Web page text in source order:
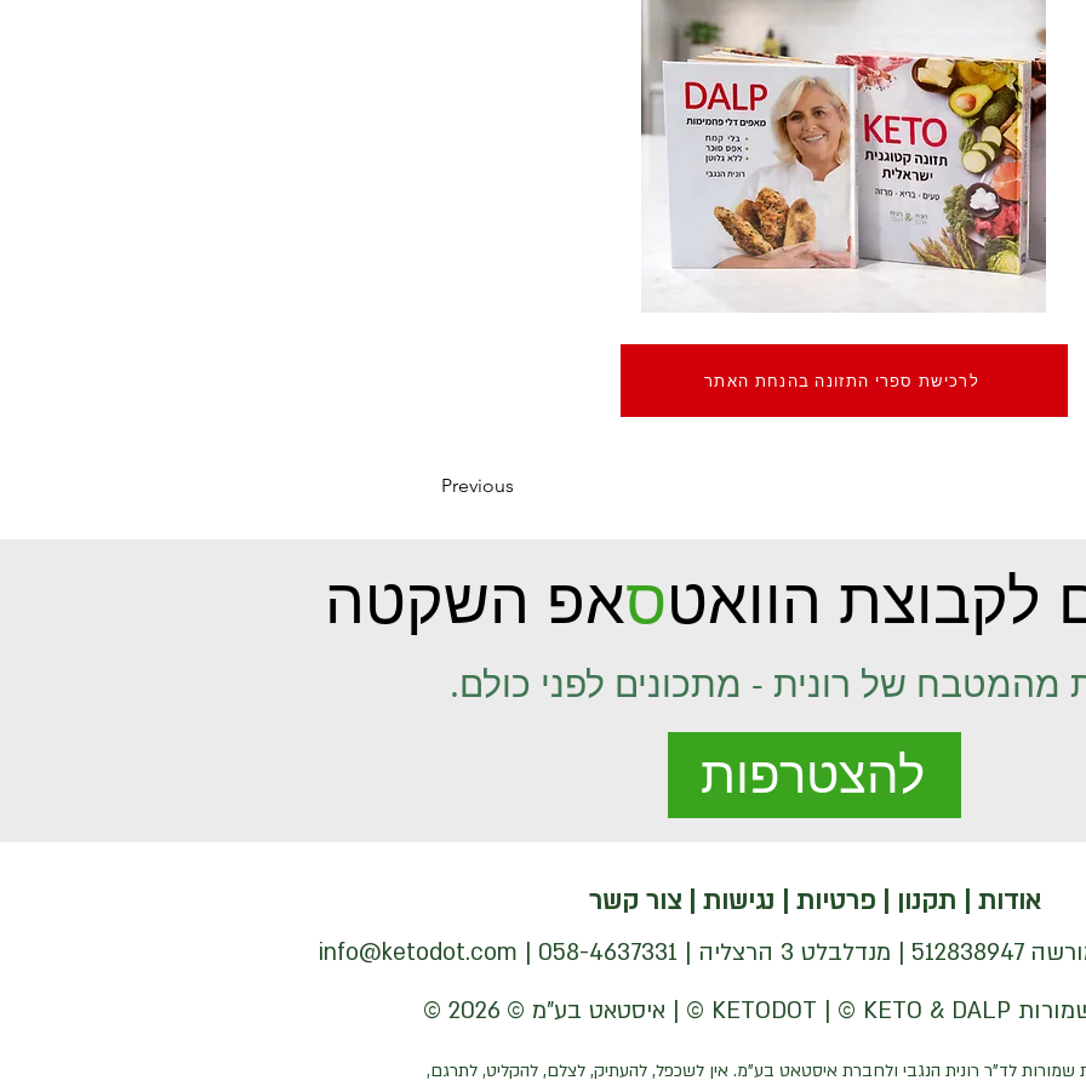
לרכישת ספרי התזונה בהנחת האתר
Previous
לקבוצת הוואטסאפ השקטה
מהמטבח של רונית - מתכונים לפני כולם.
להצטרפות
אודות תקנון |פרטיות נגישות |צור קשר
058-4637331 |
info@ketodot.com
שמורות לד"ר רונית הנגבי ולחברת איסטאט בע"מ. אין לשכפל, להעתיק, לצלם, להקליט, לתרגם,